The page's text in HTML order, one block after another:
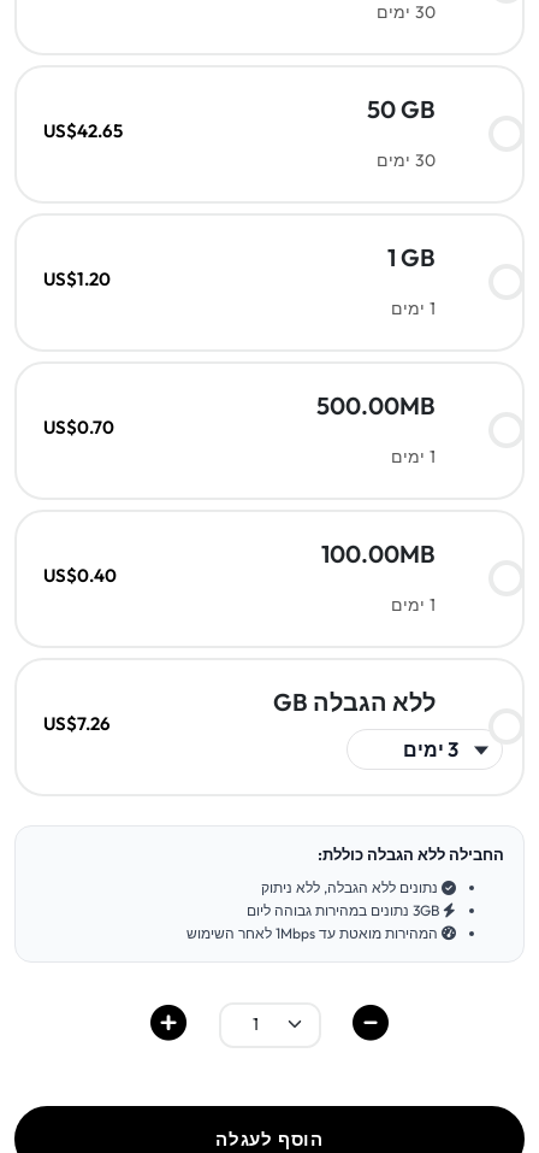
30 ימים
50 GB
30 ימים
US$42.65
1 GB
1 ימים
US$1.20
500.00MB
1 ימים
US$0.70
100.00MB
1 ימים
US$0.40
GB ללא הגבלה
US$7.26
החבילה ללא הגבלה כוללת:
נתונים ללא הגבלה, ללא ניתוק
3GB נתונים במהירות גבוהה ליום
המהירות מואטת עד 1Mbps לאחר השימוש
הוסף לעגלה